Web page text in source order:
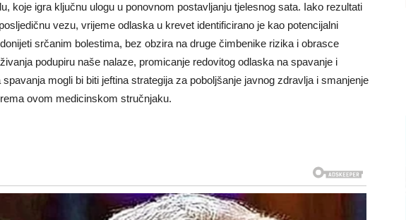
koje igra ključnu ulogu u ponovnom postavljanju tjelesnog sata. Iako rezultati
vezu, vrijeme odlaska u krevet identificirano je kao potencijalni
srčanim bolestima, bez obzira na druge čimbenike rizika i obrasce
podupiru naše nalaze, promicanje redovitog odlaska na spavanje i
mogli bi biti jeftina strategija za poboljšanje javnog zdravlja i smanjenje
ovom medicinskom stručnjaku.